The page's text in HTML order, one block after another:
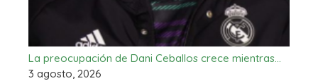
La preocupación de Dani Ceballos crece mientras…
3 agosto, 2026